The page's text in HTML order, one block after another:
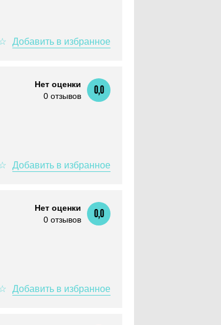
Нет оценки
0 отзывов
0,0
Нет оценки
0 отзывов
0,0